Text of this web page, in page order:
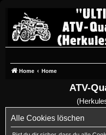
Home Home
ATV-
Alle Cookies löschen